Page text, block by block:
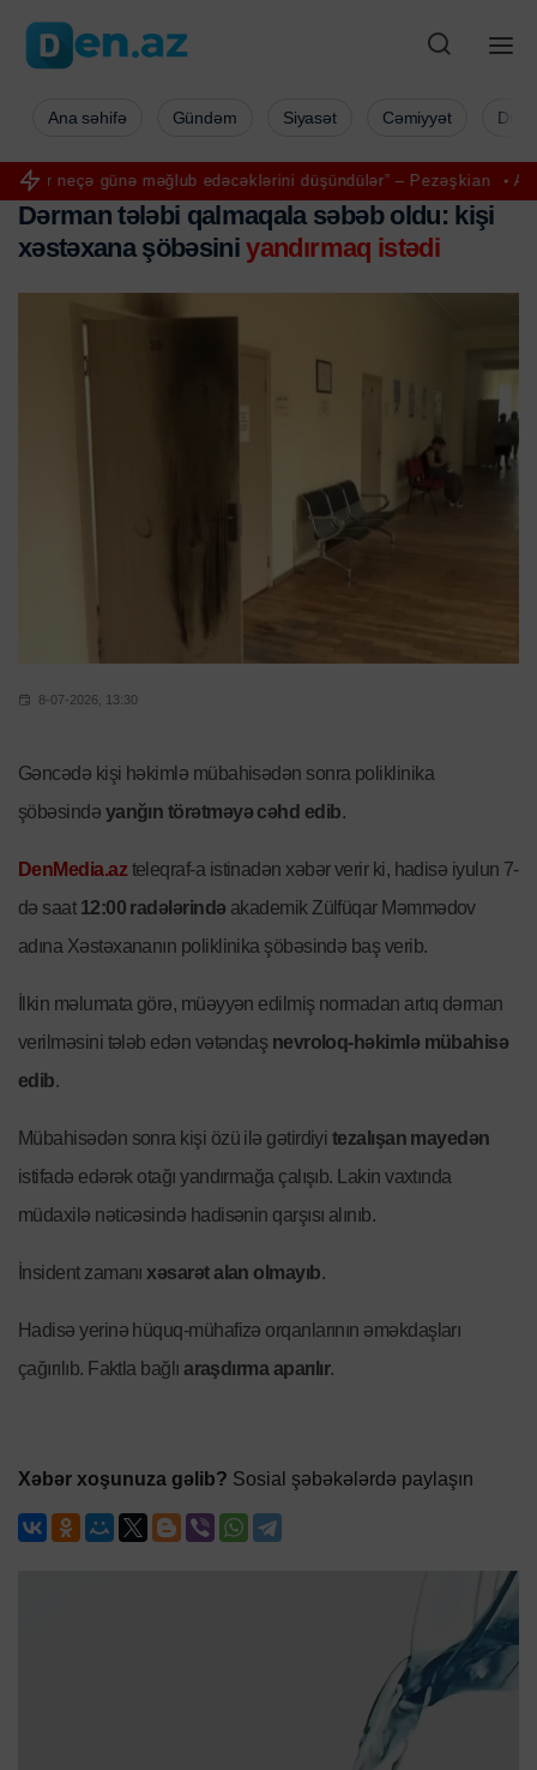
məğlub edəcəklərini düşündülər” – Pezəşkian Aya ilk addımı
Ana səhifə Gündəm Siyasət Cəmiyyət
Dərman tələbi qalmaqala səbəb oldu: kişi
xəstəxana şöbəsiniyandırmaq istədi
8-07-2026, 13:30
Gəncədə kişi həkimlə mübahisədən sonra poliklinika
şöbəsində yanğın törətməyə cəhd edib.
DenMedia.az teleqraf-a istinadən xəbər verir ki, hadisə iyulun 7-
də saat 12:00 radələrində akademik Zülfüqar Məmmədov
adına Xəstəxananın poliklinika şöbəsində baş verib.
İlkin məlumata görə, müəyyən edilmiş normadan artıq dərman
verilməsini tələb edən vətəndaş nevroloq-həkimlə mübahisə
edib.
Mübahisədən sonra kişi özü ilə gətirdiyi tezalışan mayedən
istifadə edərək otağı yandırmağa çalışıb. Lakin vaxtında
müdaxilə nəticəsində hadisənin qarşısı alınıb.
İnsident zamanı xəsarət alan olmayıb.
Hadisə yerinə hüquq-mühafizə orqanlarının əməkdaşları
çağırılıb. Faktla bağlıaraşdırma aparılır.
Xəbər xoşunuza gəlib? Sosial şəbəkələrdə paylaşın